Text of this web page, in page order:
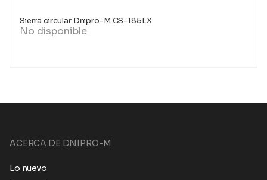
Sierra circular Dnipro-M CS-185LX
No disponible
ACERCA DE DNIPRO-M
Lo nuevo